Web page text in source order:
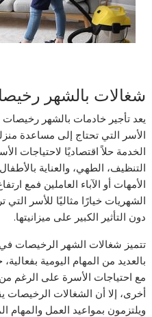
شغالات بالشهر
يعد تأجير خادمات بالشهر رخيصات
الأسر التي تحتاج إلى مساعدة
الخدمة حلاً اقتصاديًا لاحتياجات
التنظيف، الطهي، والعناية
الأمهات أو الآباء العاملين فمع
الشهريات خيارًا مثاليًا للأسر
دون التأثير الكبير على ميزانيتها.
تتميز شغالات الشهر الرخيصات
بالعديد من المهام اليومية
مع احتياجات الأسرة على الرغم
أخرى، إلا أن الشغالات
ويلتزمون بمواعيد العمل والمهام